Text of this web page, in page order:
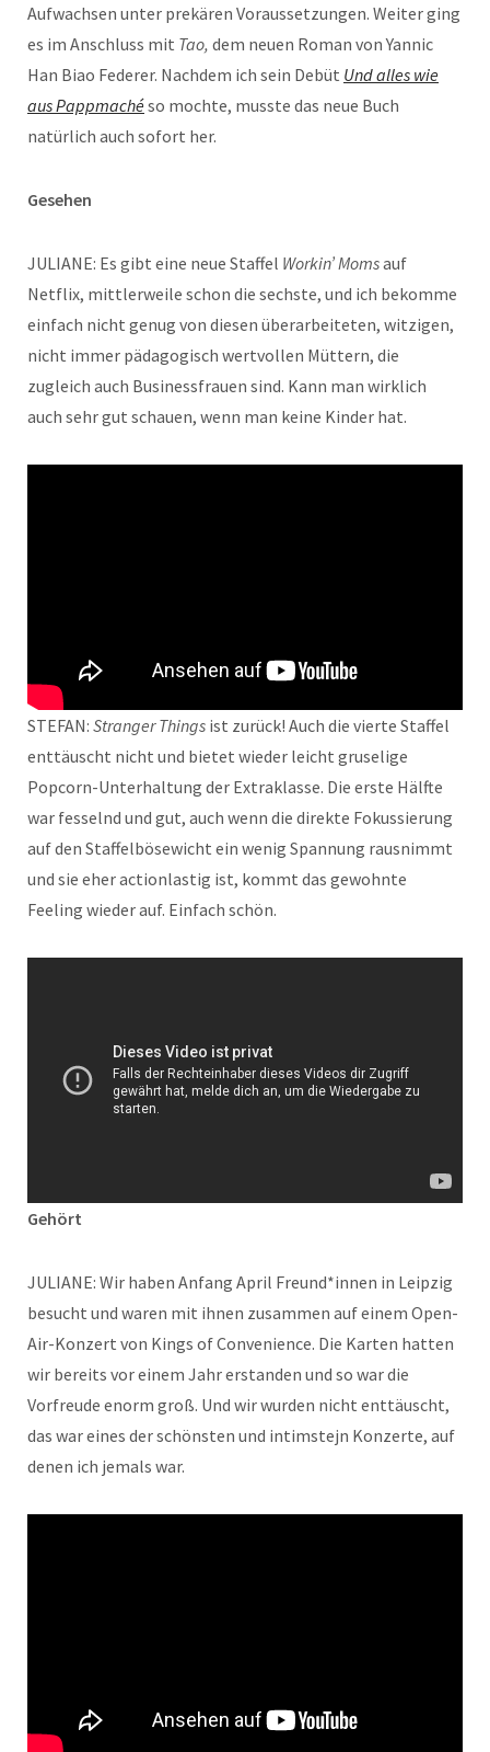
Aufwachsen unter prekären Voraussetzungen. Weiter ging
es im Anschluss mit Tao, dem neuen Roman von Yannic
Han Biao Federer. Nachdem ich sein Debüt Und alles wie
aus Pappmachéso mochte, musste das neue Buch
natürlich auch sofort her.
Gesehen
JULIANE: Es gibt eine neue Staffel Workin’ Momsauf
Netflix, mittlerweile schon die sechste, und ich bekomme
einfach nicht genug von diesen überarbeiteten, witzigen,
nicht immer pädagogisch wertvollen Müttern, die
zugleich auch Businessfrauen sind. Kann man wirklich
auch sehr gut schauen, wenn man keine Kinder hat.
STEFAN: Stranger Things ist zurück! Auch die vierte Staffel
enttäuscht nicht und bietet wieder leicht gruselige
Popcorn-Unterhaltung der Extraklasse. Die erste Hälfte
war fesselnd und gut, auch wenn die direkte Fokussierung
auf den Staffelbösewicht ein wenig Spannung rausnimmt
und sie eher actionlastig ist, kommt das gewohnte
Feeling wieder auf. Einfach schön.
Gehört
JULIANE: Wir haben Anfang April Freund*innen in Leipzig
besucht und waren mit ihnen zusammen auf einem Open-
Air-Konzert von Kings of Convenience. Die Karten hatten
wir bereits vor einem Jahr erstanden und so war die
Vorfreude enorm groß. Und wir wurden nicht enttäuscht,
das war eines der schönsten und intimstejn Konzerte, auf
denen ich jemals war.